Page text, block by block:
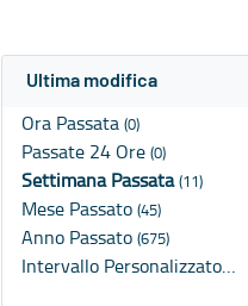
Ultima modifica
Ora Passata (0)
Passate 24 Ore (0)
Settimana Passata(11)
Mese Passato (45)
Anno Passato (675)
Intervallo Personalizzato…